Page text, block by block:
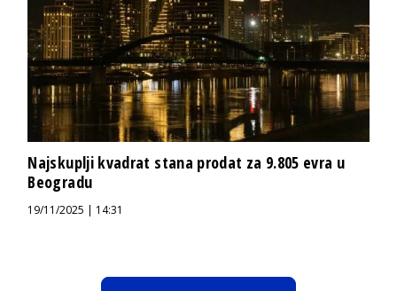
Najskuplji kvadrat stana prodat za 9.805 evra u
Beogradu
19/11/2025 | 14:31